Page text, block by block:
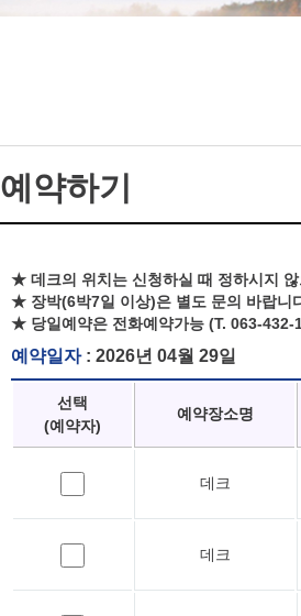
예약하기
★ 데크의 위치는 신청하실 때 정하시지
★ 장박(6박7일 이상)은 별도 문의 바랍니
★ 당일예약은 전화예약가능 (T. 063-432-
예약일자: 2026년 04월 29일
선택
(예약자)
예약장소명
데크
데크